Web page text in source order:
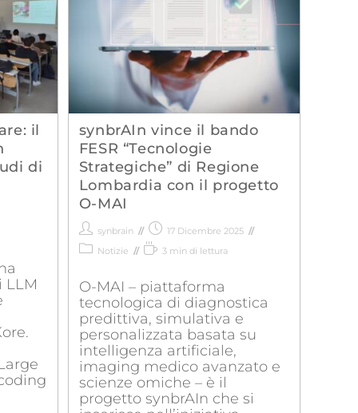
il
di
LLM
synbrAIn vince il bando
FESR “Tecnologie
Strategiche” di Regione
Lombardia con il progetto
O-MAI
synbrain
17 Dicembre 2025
Notizie
3 min di lettura
O-MAI – piattaforma
tecnologica di diagnostica
predittiva, simulativa e
personalizzata basata su
intelligenza artificiale,
imaging medico avanzato e
scienze omiche – è il
progetto synbrAIn che si